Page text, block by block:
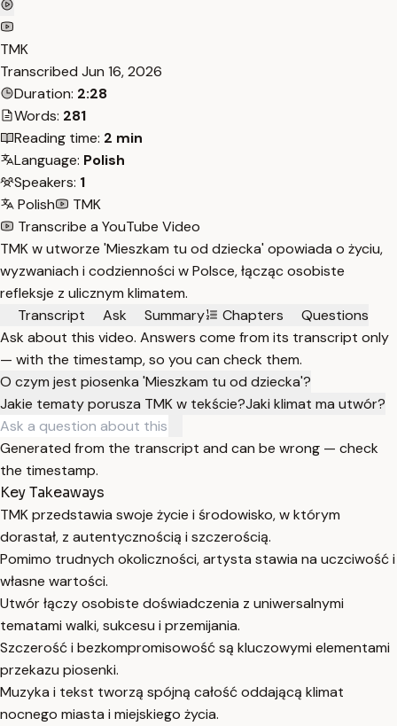
TMK
Transcribed Jun 16, 2026
Duration: 2:28
Words: 281
Reading time: 2 min
Language: Polish
Speakers: 1
Polish
TMK
Transcribe a YouTube Video
TMK w utworze 'Mieszkam tu od dziecka' opowiada o życiu,
wyzwaniach i codzienności w Polsce, łącząc osobiste
refleksje z ulicznym klimatem.
Transcript
Ask Summary Chapters
Questions
Ask about this video. Answers come from its transcript only
— with the timestamp, so you can check them.
O czym jest piosenka 'Mieszkam tu od dziecka'?
Jakie tematy porusza TMK w tekście?Jaki klimat ma utwór?
Generated from the transcript and can be wrong — check
the timestamp.
Key Takeaways
TMK przedstawia swoje życie i środowisko, w którym
dorastał, z autentycznością i szczerością.
Pomimo trudnych okoliczności, artysta stawia na uczciwość i
własne wartości.
Utwór łączy osobiste doświadczenia z uniwersalnymi
tematami walki, sukcesu i przemijania.
Szczerość i bezkompromisowość są kluczowymi elementami
przekazu piosenki.
Muzyka i tekst tworzą spójną całość oddającą klimat
nocnego miasta i miejskiego życia.